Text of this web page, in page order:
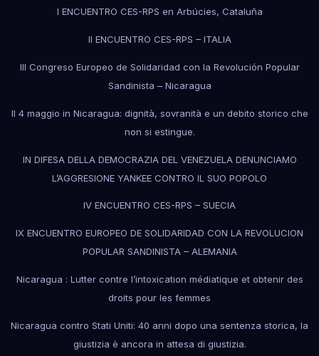
I ENCUENTRO CES-RPS en Arbúcies, Cataluña
II ENCUENTRO CES-RPS – ITALIA
III Congreso Europeo de Solidaridad con la Revolución Popular
Sandinista – Nicaragua
Il 4 maggio in Nicaragua: dignità, sovranità e un debito storico che
non si estingue.
IN DIFESA DELLA DEMOCRAZIA DEL VENEZUELA DENUNCIAMO
L’AGGRESIONE YANKEE CONTRO IL SUO POPOLO
IV ENCUENTRO CES-RPS – SUECIA
IX ENCUENTRO EUROPEO DE SOLIDARIDAD CON LA REVOLUCION
POPULAR SANDINISTA – ALEMANIA
Nicaragua : Lutter contre l’intoxication médiatique et obtenir des
droits pour les femmes
Nicaragua contro Stati Uniti: 40 anni dopo una sentenza storica, la
giustizia è ancora in attesa di giustizia.